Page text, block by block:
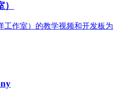
工作室）的教学视频和开发板为